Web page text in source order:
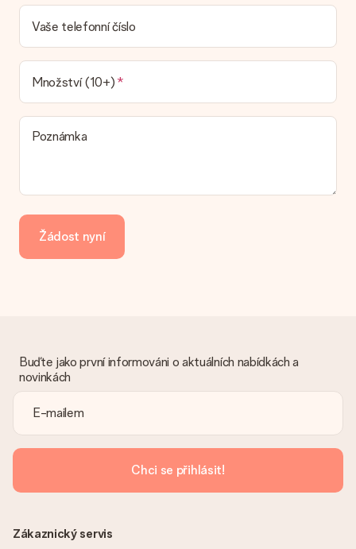
Dodací lhůtu naleznete na stránce produktu. Můžete věřit, že
náš dopravce vám dodá váš dárek.
Jaké možnosti doručení si mohu vybrat?
V současné době není možné zvolit možnost doručení. Dárek,
který chcete objednat, je buď odeslán jako balíček nebo jako
doručování poštovní schránky. Chcete vědět, na kterou
možnost spadá vaše objednávka? Kontaktujte prosím náš
zákaznický servis.
Jak mohu zaplatit objednávku?
kartu, fakturu přes Klarna nebo ruční převod. V případě ručního
převodu platby prosím vezměte v úvahu dodací lhůtu 3 dny
navíc.
vhodné řešení.
Je faktura odeslána spolu s objednávkou?
vždy v potvrzovacím e-mailu a vždy ji najdete ve svém účtu
MySurprise. To znamená, že můžete dar doručit přímo
příjemci, což je opravdovým překvapením!
Vaše telefonní číslo
Množství (10+)
Poznámka
Žádost nyní
Buďte jako první informováni o aktuálních nabídkách a
novinkách
Chci se přihlásit!
Zákaznický servis